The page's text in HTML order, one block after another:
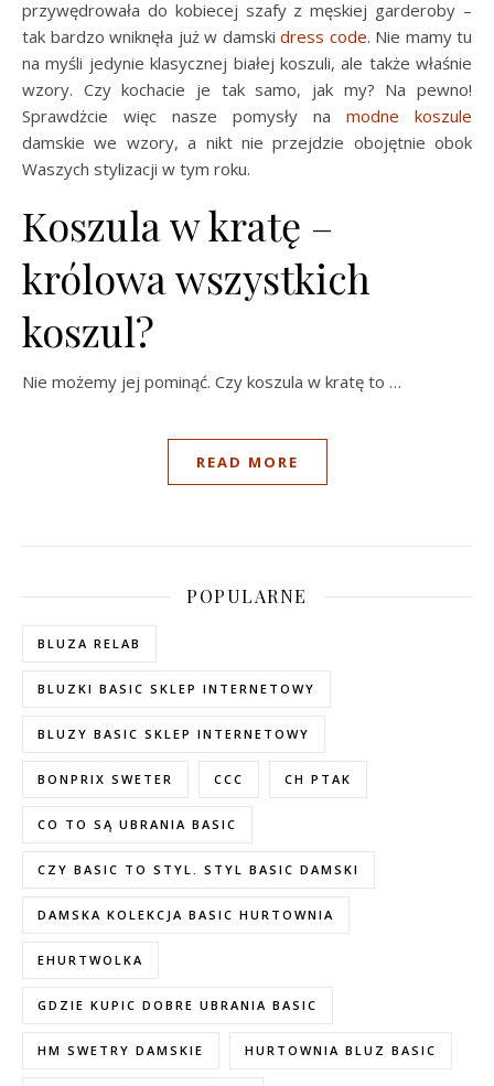
przywędrowała do kobiecej szafy z męskiej garderoby –
tak bardzo wniknęła już w damski dress code. Nie mamy tu
na myśli jedynie klasycznej białej koszuli, ale także właśnie
wzory. Czy kochacie je tak samo, jak my? Na pewno!
Sprawdżcie więc nasze pomysły na modne koszule
damskie we wzory, a nikt nie przejdzie obojętnie obok
Waszych stylizacji w tym roku.
Koszula w kratę –
królowa wszystkich
koszul?
Nie możemy jej pominąć. Czy koszula w kratę to …
READ MORE
POPULARNE
BLUZA RELAB
BLUZKI BASIC SKLEP INTERNETOWY
BLUZY BASIC SKLEP INTERNETOWY
BONPRIX SWETER CCC CH PTAK
CO TO SĄ UBRANIA BASIC
CZY BASIC TO STYL. STYL BASIC DAMSKI
DAMSKA KOLEKCJA BASIC HURTOWNIA
EHURTWOLKA
GDZIE KUPIC DOBRE UBRANIA BASIC
HM SWETRY DAMSKIE HURTOWNIA BLUZ BASIC